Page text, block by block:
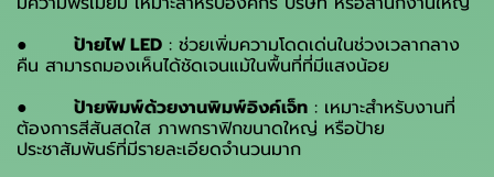
● ป้ายไฟ LED : ช่วยเพิ่มความโดดเด่นในช่วงเวลากลาง
คืน สามารถมองเห็นได้ชัดเจนแม้ในพื้นที่ที่มีแสงน้อย
● ป้ายพิมพ์ด้วยงานพิมพ์อิงค์เจ็ท : เหมาะสำหรับงานที่
ต้องการสีสันสดใส ภาพกราฟิกขนาดใหญ่ หรือป้าย
ประชาสัมพันธ์ที่มีรายละเอียดจำนวนมาก